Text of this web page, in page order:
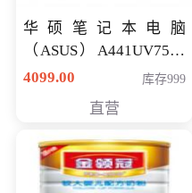
华硕笔记本电脑
（ASUS）A441UV7500
顽石（7代i7-7500U 4G
4099.00 库存999
直营